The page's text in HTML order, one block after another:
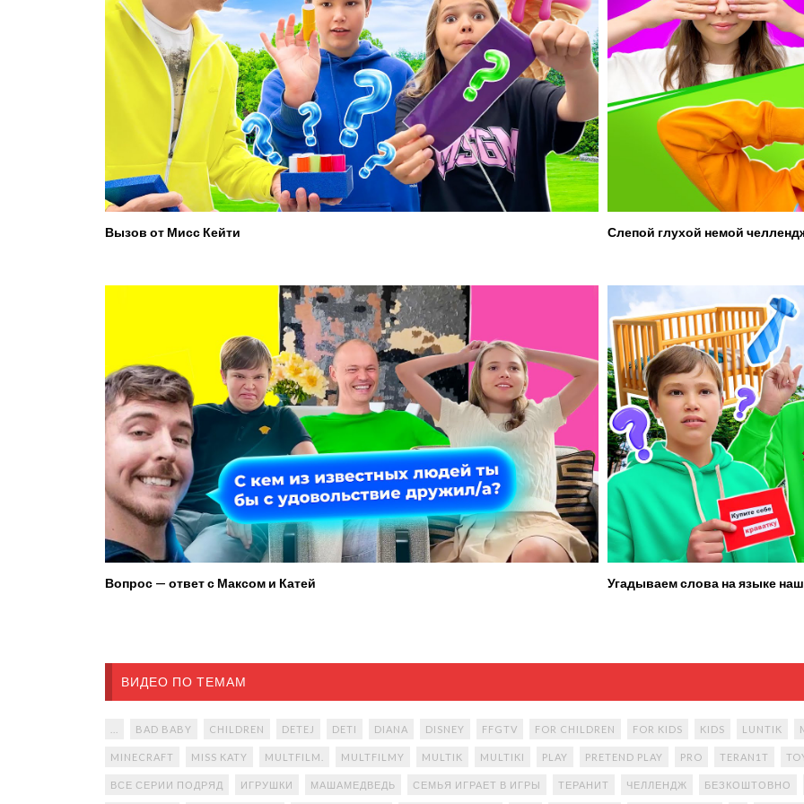
Вызов от Мисс Кейти Слепой глухой немой
Вопрос — ответ с Максом и Катей Угадываем слова на языке
ВИДЕО ПО ТЕМАМ
BAD BABY CHILDREN DETEJ DETI DIANA DISNEY FFGTV FOR CHILDREN FOR KIDS KIDS LUNTIK
MINECRAFT MISS KATY MULTFILM. MULTFILMY MULTIK MULTIKI PLAY PRETEND PLAY PRO TERAN1T
ВСЕ СЕРИИ ПОДРЯД ИГРУШКИ МАШАМЕДВЕДЬ СЕМЬЯ ИГРАЕТ В ИГРЫ ТЕРАНИТ ЧЕЛЛЕНДЖ БЕЗКОШТОВНО